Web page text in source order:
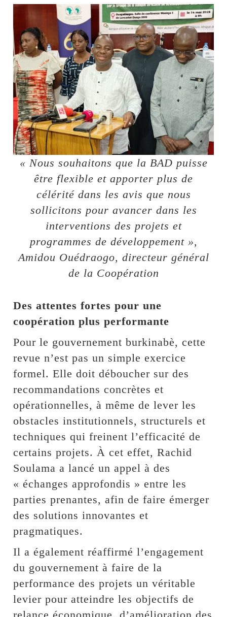
« Nous souhaitons que la BAD puisse
être flexible et apporter plus de
célérité dans les avis que nous
sollicitons pour avancer dans les
interventions des projets et
programmes de développement »,
Amidou Ouédraogo, directeur général
de la Coopération
Des attentes fortes pour une
coopération plus performante
Pour le gouvernement burkinabè, cette
revue n’est pas un simple exercice
formel. Elle doit déboucher sur des
recommandations concrètes et
opérationnelles, à même de lever les
obstacles institutionnels, structurels et
techniques qui freinent l’efficacité de
certains projets. À cet effet, Rachid
Soulama a lancé un appel à des
« échanges approfondis » entre les
parties prenantes, afin de faire émerger
des solutions innovantes et
pragmatiques.
Il a également réaffirmé l’engagement
du gouvernement à faire de la
performance des projets un véritable
levier pour atteindre les objectifs de